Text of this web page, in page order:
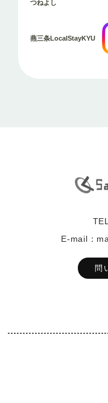
つねよし
燕三条LocalStayKYU
E-mail：
問